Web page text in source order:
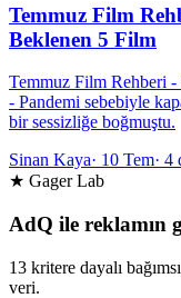
Temmuz Film
Beklenen 5 Film
Temmuz Film Rehberi -
- Pandemi sebebiyle
bir sessizliğe boğmuştu.
Sinan Kaya· 10 Tem· 4
★ Gager Lab
AdQ ile reklamın
13 kritere dayalı
veri.